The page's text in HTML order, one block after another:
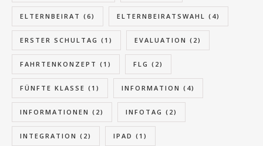
ELTERNBEIRAT (6) ELTERNBEIRATSWAHL (4)
ERSTER SCHULTAG (1) EVALUATION (2)
FAHRTENKONZEPT (1) FLG (2)
FÜNFTE KLASSE (1) INFORMATION (4)
INFORMATIONEN (2) INFOTAG (2)
INTEGRATION (2) IPAD (1)